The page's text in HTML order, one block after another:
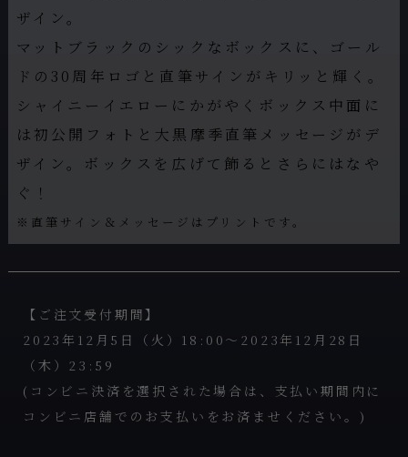
ザイン。
マットブラックのシックなボックスに、ゴール
ドの30周年ロゴと直筆サインがキリッと輝く。
シャイニーイエローにかがやくボックス中面に
は初公開フォトと大黒摩季直筆メッセージがデ
ザイン。ボックスを広げて飾るとさらにはなや
ぐ！
※直筆サイン＆メッセージはプリントです。
【ご注文受付期間】
2023年12月5日（火）18:00～2023年12月28日
（木）23:59
(コンビニ決済を選択された場合は、支払い期間内に
コンビニ店舗でのお支払いをお済ませください。)